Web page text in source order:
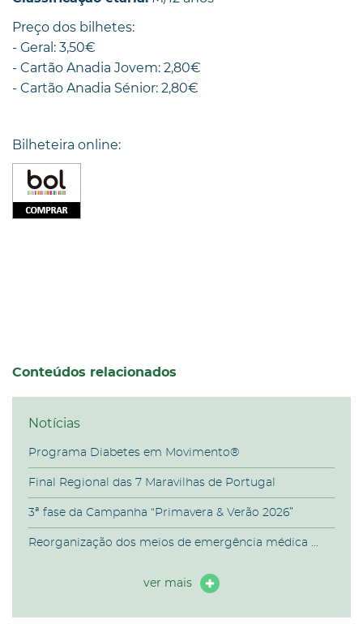
Preço dos bilhetes:
- Geral: 3,50€
- Cartão Anadia Jovem: 2,80€
- Cartão Anadia Sénior: 2,80€
Bilheteira online:
Conteúdos relacionados
Notícias
Programa Diabetes em Movimento®
Final Regional das 7 Maravilhas de Portugal
3ª fase da Campanha “Primavera & Verão 2026”
Reorganização dos meios de emergência médica ...
ver mais